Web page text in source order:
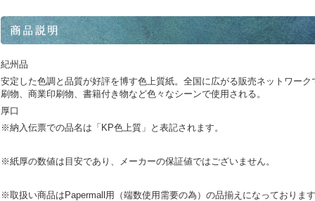
紀州品
安定した色調と品質が好評を博す色上質紙。全国に広がる販売ネットワー
刷物、商業印刷物、書籍付き物など色々なシーンで使用される。
厚口
※納入伝票での品名は「KP色上質」と表記されます。
※紙厚の数値は目安であり、メーカーの保証値ではございません。
※取扱い商品はPapermall用（端数使用需要の為）の品揃えになっております